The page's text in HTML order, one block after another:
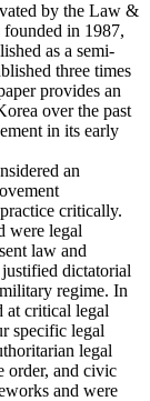
by the Law &
in 1987,
as a semi-
three times
provides an
over the past
in its early
an
critically.
were legal
law and
dictatorial
regime. In
at critical legal
specific legal
legal
order, and civic
and were